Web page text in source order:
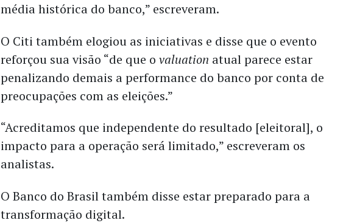
média histórica do banco,” escreveram.
O Citi também elogiou as iniciativas e disse que o evento
reforçou sua visão “de que ovaluation atual parece estar
penalizando demais a performance do banco por conta de
preocupações com as eleições.”
“Acreditamos que independente do resultado [eleitoral], o
impacto para a operação será limitado,” escreveram os
analistas.
O Banco do Brasil também disse estar preparado para a
transformação digital.